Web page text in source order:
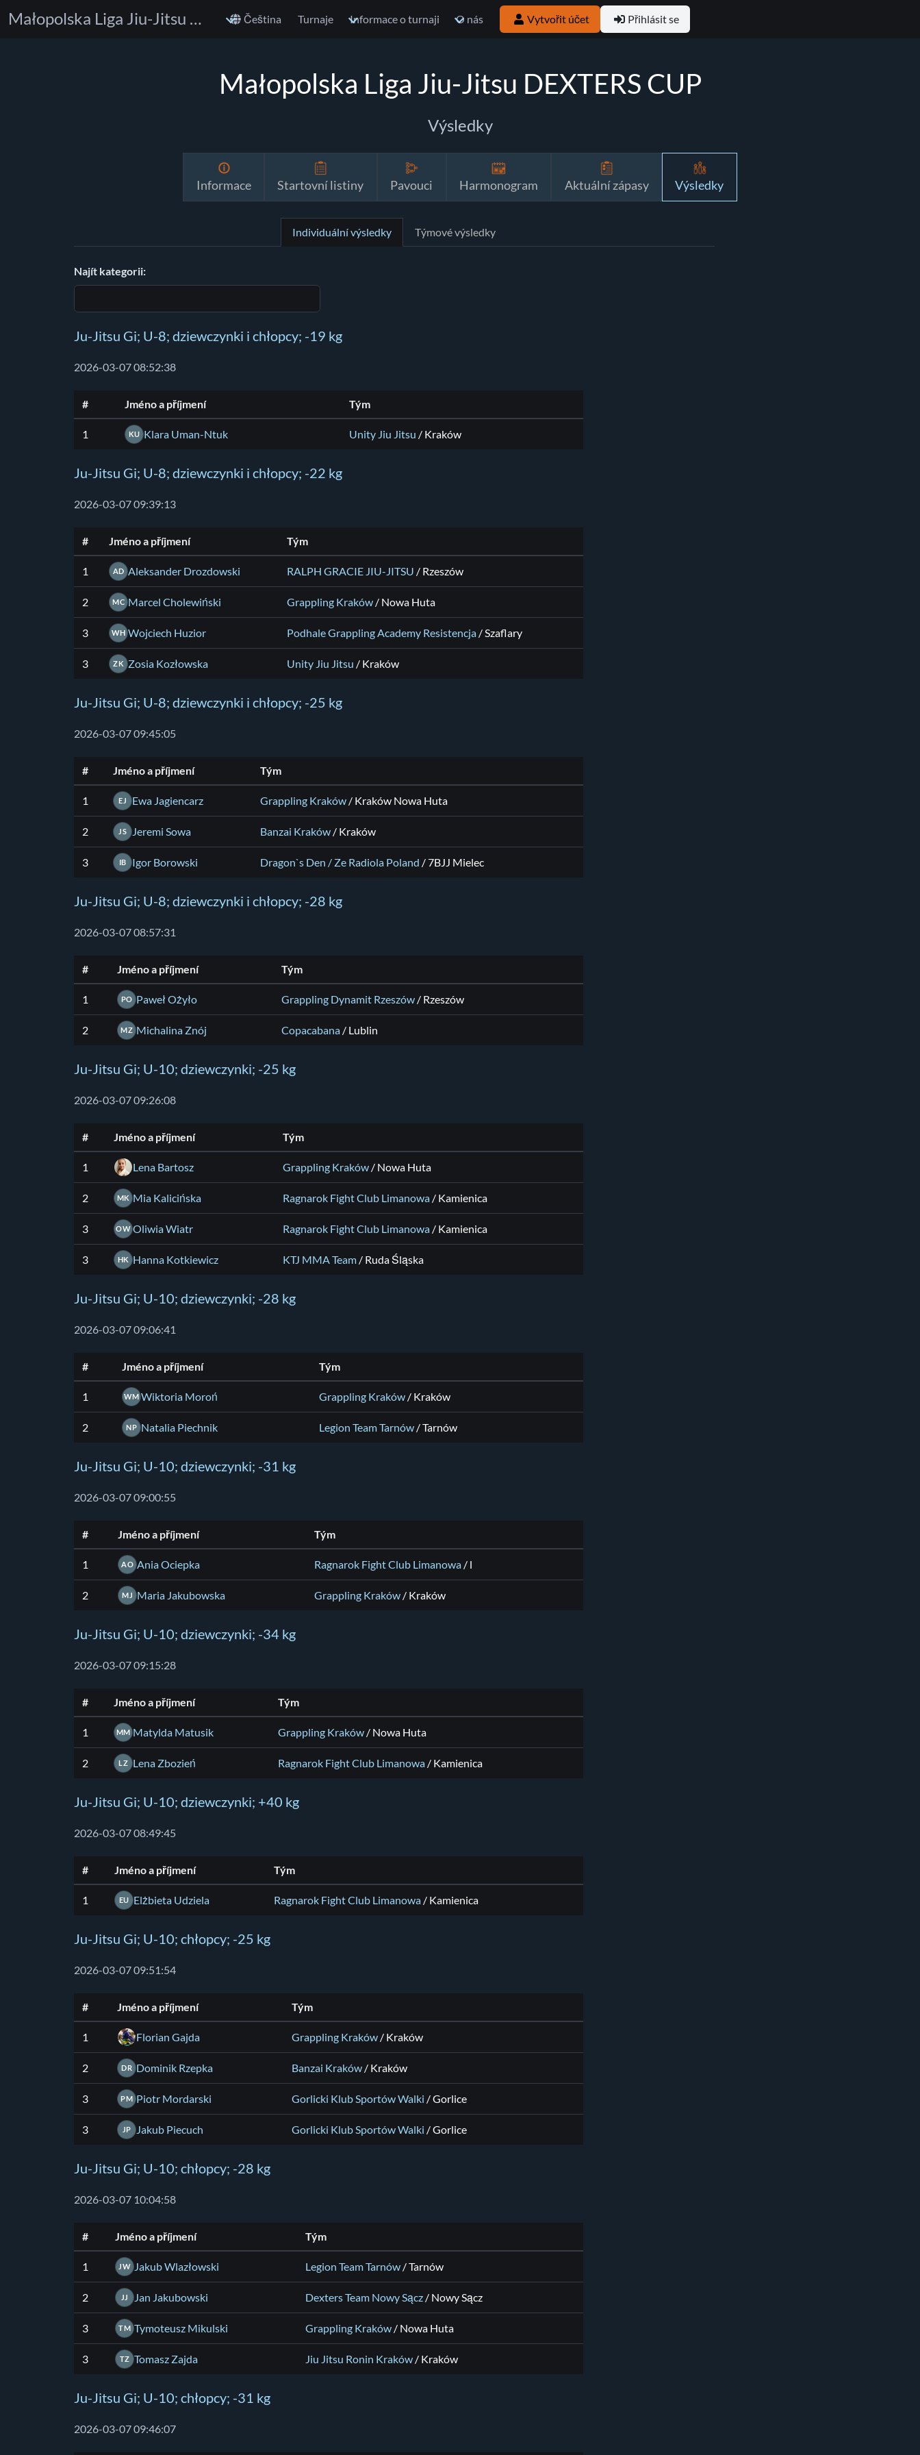
Małopolska Liga Jiu-Jitsu DEXTERS CUP Čeština Turnaje Informace o turnaji O nás Vytvořit účet Přihlásit se
Małopolska Liga Jiu-Jitsu DEXTERS CUP
Výsledky
Informace Startovní listiny Pavouci Harmonogram Aktuální zápasy Výsledky
Individuální výsledky Týmové výsledky
Najít kategorii:
Ju-Jitsu Gi; U-8; dziewczynki i chłopcy; -19 kg
2026-03-07 08:52:38
# Jméno a příjmení Tým
1 KU Klara Uman-Ntuk Unity Jiu Jitsu / Kraków
Ju-Jitsu Gi; U-8; dziewczynki i chłopcy; -22 kg
2026-03-07 09:39:13
# Jméno a příjmení Tým
1 AD Aleksander Drozdowski RALPH GRACIE JIU-JITSU / Rzeszów
2 MC Marcel Cholewiński Grappling Kraków / Nowa Huta
3 WH Wojciech Huzior Podhale Grappling Academy Resistencja / Szaflary
3 ZK Zosia Kozłowska Unity Jiu Jitsu / Kraków
Ju-Jitsu Gi; U-8; dziewczynki i chłopcy; -25 kg
2026-03-07 09:45:05
# Jméno a příjmení Tým
1 EJ Ewa Jagiencarz Grappling Kraków / Kraków Nowa Huta
2 JS Jeremi Sowa Banzai Kraków / Kraków
3 IB Igor Borowski Dragon`s Den / Ze Radiola Poland / 7BJJ Mielec
Ju-Jitsu Gi; U-8; dziewczynki i chłopcy; -28 kg
2026-03-07 08:57:31
# Jméno a příjmení Tým
1 PO Paweł Ożyło Grappling Dynamit Rzeszów / Rzeszów
2 MZ Michalina Znój Copacabana / Lublin
Ju-Jitsu Gi; U-10; dziewczynki; -25 kg
2026-03-07 09:26:08
# Jméno a příjmení Tým
1 Lena Bartosz Grappling Kraków / Nowa Huta
2 MK Mia Kalicińska Ragnarok Fight Club Limanowa / Kamienica
3 OW Oliwia Wiatr Ragnarok Fight Club Limanowa / Kamienica
3 HK Hanna Kotkiewicz KTJ MMA Team / Ruda Śląska
Ju-Jitsu Gi; U-10; dziewczynki; -28 kg
2026-03-07 09:06:41
# Jméno a příjmení Tým
1 WM Wiktoria Moroń Grappling Kraków / Kraków
2 NP Natalia Piechnik Legion Team Tarnów / Tarnów
Ju-Jitsu Gi; U-10; dziewczynki; -31 kg
2026-03-07 09:00:55
# Jméno a příjmení Tým
1 AO Ania Ociepka Ragnarok Fight Club Limanowa / l
2 MJ Maria Jakubowska Grappling Kraków / Kraków
Ju-Jitsu Gi; U-10; dziewczynki; -34 kg
2026-03-07 09:15:28
# Jméno a příjmení Tým
1 MM Matylda Matusik Grappling Kraków / Nowa Huta
2 LZ Lena Zbozień Ragnarok Fight Club Limanowa / Kamienica
Ju-Jitsu Gi; U-10; dziewczynki; +40 kg
2026-03-07 08:49:45
# Jméno a příjmení Tým
1 EU Elżbieta Udziela Ragnarok Fight Club Limanowa / Kamienica
Ju-Jitsu Gi; U-10; chłopcy; -25 kg
2026-03-07 09:51:54
# Jméno a příjmení Tým
1 Florian Gajda Grappling Kraków / Kraków
2 DR Dominik Rzepka Banzai Kraków / Kraków
3 PM Piotr Mordarski Gorlicki Klub Sportów Walki / Gorlice
3 JP Jakub Piecuch Gorlicki Klub Sportów Walki / Gorlice
Ju-Jitsu Gi; U-10; chłopcy; -28 kg
2026-03-07 10:04:58
# Jméno a příjmení Tým
1 JW Jakub Wlazłowski Legion Team Tarnów / Tarnów
2 JJ Jan Jakubowski Dexters Team Nowy Sącz / Nowy Sącz
3 TM Tymoteusz Mikulski Grappling Kraków / Nowa Huta
3 TZ Tomasz Zajda Jiu Jitsu Ronin Kraków / Kraków
Ju-Jitsu Gi; U-10; chłopcy; -31 kg
2026-03-07 09:46:07